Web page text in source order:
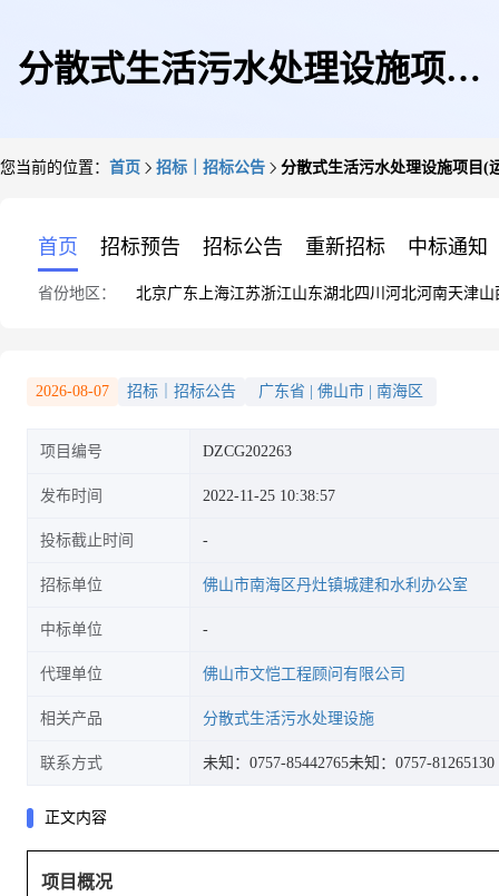
分散式生活污水处理设施项目
您当前的位置： 首页 招标｜招标公告 分散式生活污水处理设施项目(
首页 招标预告 招标公告 重新招标 中标通知
省份地区： 北京广东 上海江苏浙江山东湖北四川 河北河南天津山
2026-08-07 招标｜招标公告 广东省 佛山市 南海区
项目编号 DZCG202263
发布时间 2022-11-25 10:38:57
投标截止时间
招标单位 佛山市南海区丹灶镇城建和水利办公室
中标单位
代理单位 佛山市文恺工程顾问有限公司
相关产品 分散式生活污水处理设施
联系方式 未知：0757-85442765未知：0757-81265130
正文内容
项目概况